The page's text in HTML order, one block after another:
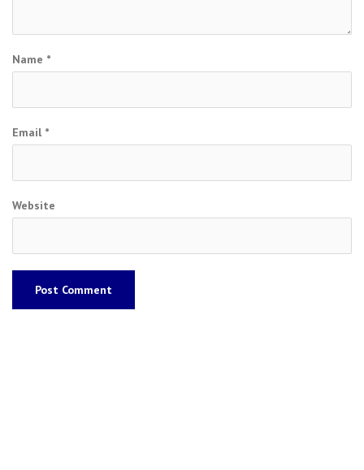
Name *
Email *
Website